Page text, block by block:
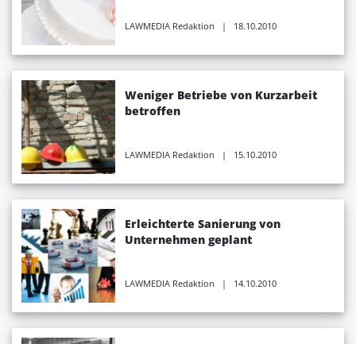
LAWMEDIA Redaktion | 18.10.2010
Weniger Betriebe von Kurzarbeit
betroffen
LAWMEDIA Redaktion | 15.10.2010
Erleichterte Sanierung von
Unternehmen geplant
LAWMEDIA Redaktion | 14.10.2010